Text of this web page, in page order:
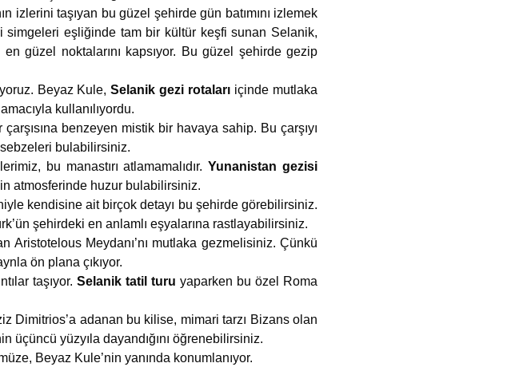
izlerini taşıyan bu güzel şehirde gün batımını izlemek
simgeleri eşliğinde tam bir kültür keşfi sunan Selanik,
güzel noktalarını kapsıyor. Bu güzel şehirde gezip
Beyaz Kule,Selanik gezi rotaları içinde mutlaka
kullanılıyordu.
benzeyen mistik bir havaya sahip. Bu çarşıyı
bulabilirsiniz.
bu manastırı atlamamalıdır.Yunanistan gezisi
atmosferinde huzur bulabilirsiniz.
kendisine ait birçok detayı bu şehirde görebilirsiniz.
şehirdeki en anlamlı eşyalarına rastlayabilirsiniz.
Aristotelous Meydanı’nı mutlaka gezmelisiniz. Çünkü
ön plana çıkıyor.
taşıyor.Selanik tatil turuyaparken bu özel Roma
Dimitrios’a adanan bu kilise, mimari tarzı Bizans olan
yüzyıla dayandığını öğrenebilirsiniz.
Beyaz Kule’nin yanında konumlanıyor.